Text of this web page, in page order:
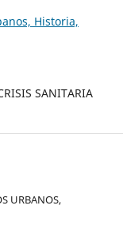
Historia,
SANITARIA
URBANOS,